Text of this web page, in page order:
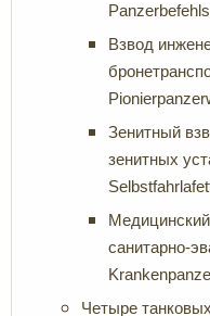
Взвод
Зенитный
зенитных
санитарно-
Четыре